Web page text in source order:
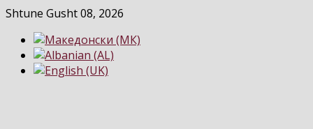
Shtune Gusht 08, 2026